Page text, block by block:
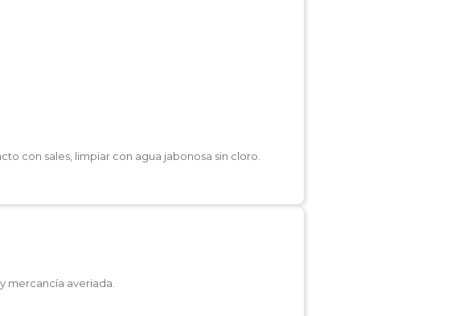
con sales, limpiar con agua jabonosa sin cloro.
mercancía averiada.